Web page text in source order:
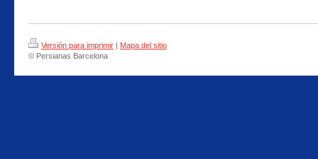
Versión para imprimir | Mapa del sitio
© Persianas Barcelona